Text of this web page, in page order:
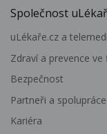
Společnost
uLékaře.cz a
Zdraví a prevence ve
Bezpečnost
Partneři a spolupráce
Kariéra